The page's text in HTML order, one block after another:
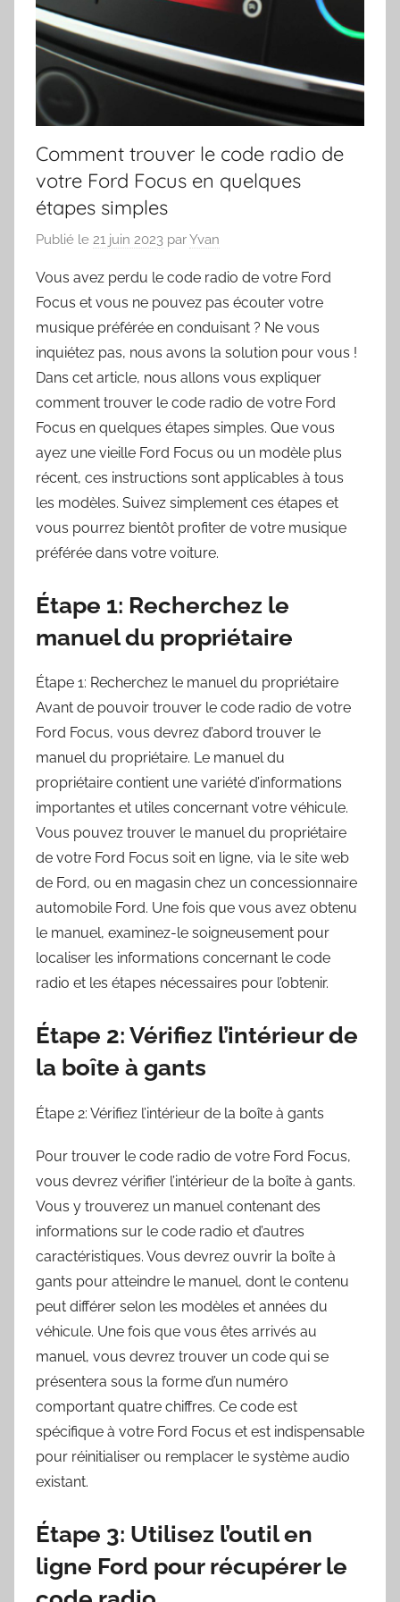
Comment trouver le code radio de
votre Ford Focus en quelques
étapes simples
Publié le 21 juin 2023 parYvan
Vous avez perdu le code radio de votre Ford
Focus et vous ne pouvez pas écouter votre
musique préférée en conduisant ? Ne vous
inquiétez pas, nous avons la solution pour vous !
Dans cet article, nous allons vous expliquer
comment trouver le code radio de votre Ford
Focus en quelques étapes simples. Que vous
ayez une vieille Ford Focus ou un modèle plus
récent, ces instructions sont applicables à tous
les modèles. Suivez simplement ces étapes et
vous pourrez bientôt profiter de votre musique
préférée dans votre voiture.
Étape 1: Recherchez le
manuel du propriétaire
Étape 1: Recherchez le manuel du propriétaire
Avant de pouvoir trouver le code radio de votre
Ford Focus, vous devrez d’abord trouver le
manuel du propriétaire. Le manuel du
propriétaire contient une variété d’informations
importantes et utiles concernant votre véhicule.
Vous pouvez trouver le manuel du propriétaire
de votre Ford Focus soit en ligne, via le site web
de Ford, ou en magasin chez un concessionnaire
automobile Ford. Une fois que vous avez obtenu
le manuel, examinez-le soigneusement pour
localiser les informations concernant le code
radio et les étapes nécessaires pour l’obtenir.
Étape 2: Vérifiez l’intérieur de
la boîte à gants
Étape 2: Vérifiez l’intérieur de la boîte à gants
Pour trouver le code radio de votre Ford Focus,
vous devrez vérifier l’intérieur de la boîte à gants.
Vous y trouverez un manuel contenant des
informations sur le code radio et d’autres
caractéristiques. Vous devrez ouvrir la boîte à
gants pour atteindre le manuel, dont le contenu
peut différer selon les modèles et années du
véhicule. Une fois que vous êtes arrivés au
manuel, vous devrez trouver un code qui se
présentera sous la forme d’un numéro
comportant quatre chiffres. Ce code est
spécifique à votre Ford Focus et est indispensable
pour réinitialiser ou remplacer le système audio
existant.
Étape 3: Utilisez l’outil en
ligne Ford pour récupérer le